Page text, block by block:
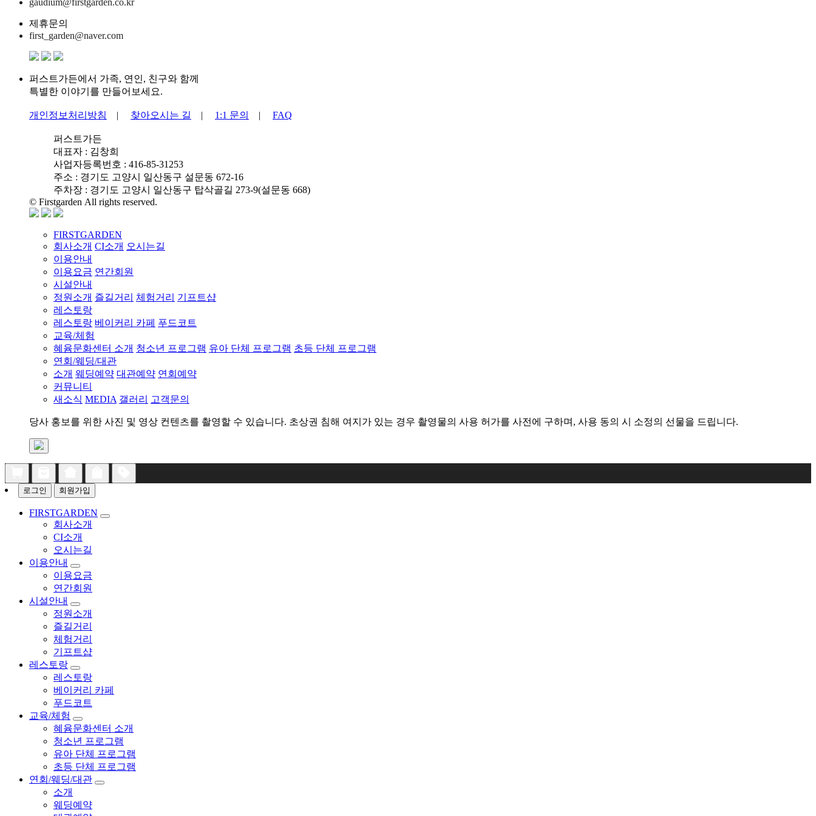
제휴문의
first_garden@naver.com
퍼스트가든에서 가족, 연인, 친구와 함께
특별한 이야기를 만들어보세요.
개인정보처리방침 | 찾아오시는 길 | 1:1 문의 | FAQ
퍼스트가든
대표자 : 김창희
사업자등록번호 : 416-85-31253
주소 : 경기도 고양시 일산동구 설문동 672-16
주차장 : 경기도 고양시 일산동구 탑삭골길 273-9(설문동 668)
© Firstgarden All rights reserved.
FIRSTGARDEN
회사소개 CI소개 오시는길
이용안내
이용요금 연간회원
시설안내
정원소개 즐길거리 체험거리 기프트샵
레스토랑
레스토랑 베이커리 카페 푸드코트
교육/체험
혜윰문화센터 소개 청소년 프로그램 유아 단체 프로그램 초등 단체 프로그램
연회/웨딩/대관
소개 웨딩예약 대관예약 연회예약
커뮤니티
새소식 MEDIA 갤러리 고객문의
당사 홍보를 위한 사진 및 영상 컨텐츠를 촬영할 수 있습니다. 초상권 침해 여지가 있는 경우 촬영물의 사용 허가를 사전에 구하며, 사용 동의 시 소정의 선물을 드립니다.
로그인 회원가입
FIRSTGARDEN
회사소개
CI소개
오시는길
이용안내
이용요금
연간회원
시설안내
정원소개
즐길거리
체험거리
기프트샵
레스토랑
레스토랑
베이커리 카페
푸드코트
교육/체험
혜윰문화센터 소개
청소년 프로그램
유아 단체 프로그램
초등 단체 프로그램
연회/웨딩/대관
소개
웨딩예약